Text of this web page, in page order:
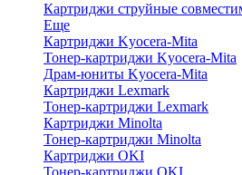
Картриджи струйные
Еще
Картриджи Kyocera-Mita
Тонер-картриджи Kyocera-Mita
Драм-юниты Kyocera-Mita
Картриджи Lexmark
Тонер-картриджи Lexmark
Картриджи Minolta
Тонер-картриджи Minolta
Картриджи OKI
Тонер-картриджи OKI